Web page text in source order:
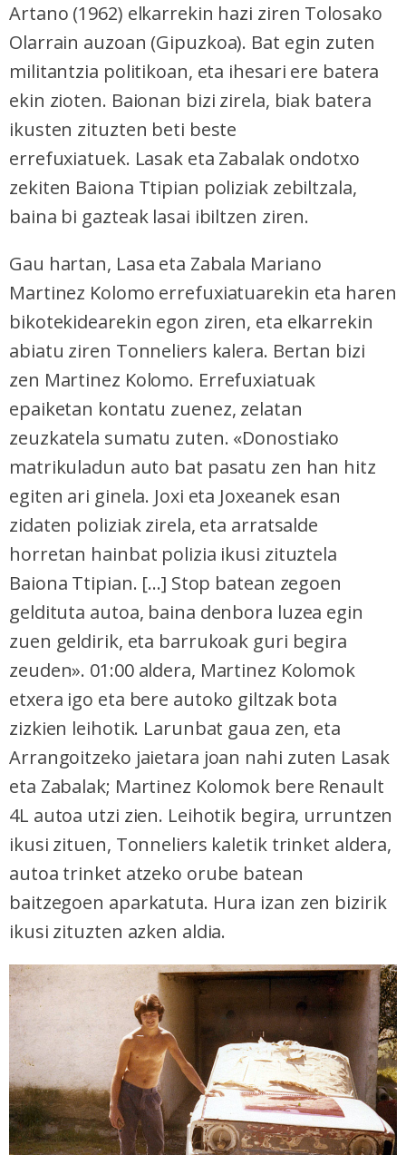
Artano (1962) elkarrekin hazi ziren Tolosako
Olarrain auzoan (Gipuzkoa). Bat egin zuten
militantzia politikoan, eta ihesari ere batera
ekin zioten. Baionan bizi zirela, biak batera
ikusten zituzten beti beste
errefuxiatuek. Lasak eta Zabalak ondotxo
zekiten Baiona Ttipian poliziak zebiltzala,
baina bi gazteak lasai ibiltzen ziren.
Gau hartan, Lasa eta Zabala Mariano
Martinez Kolomo errefuxiatuarekin eta haren
bikotekidearekin egon ziren, eta elkarrekin
abiatu ziren Tonneliers kalera. Bertan bizi
zen Martinez Kolomo. Errefuxiatuak
epaiketan kontatu zuenez, zelatan
zeuzkatela sumatu zuten. «Donostiako
matrikuladun auto bat pasatu zen han hitz
egiten ari ginela. Joxi eta Joxeanek esan
zidaten poliziak zirela, eta arratsalde
horretan hainbat polizia ikusi zituztela
Baiona Ttipian. [...] Stop batean zegoen
geldituta autoa, baina denbora luzea egin
zuen geldirik, eta barrukoak guri begira
zeuden». 01:00 aldera, Martinez Kolomok
etxera igo eta bere autoko giltzak bota
zizkien leihotik. Larunbat gaua zen, eta
Arrangoitzeko jaietara joan nahi zuten Lasak
eta Zabalak; Martinez Kolomok bere Renault
4L autoa utzi zien. Leihotik begira, urruntzen
ikusi zituen, Tonneliers kaletik trinket aldera,
autoa trinket atzeko orube batean
baitzegoen aparkatuta. Hura izan zen bizirik
ikusi zituzten azken aldia.